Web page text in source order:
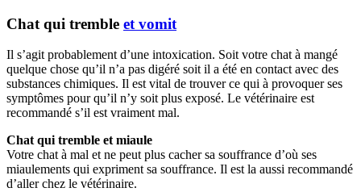
Chat qui tremble et vomit
Il s’agit probablement d’une intoxication. Soit votre chat à mangé
quelque chose qu’il n’a pas digéré soit il a été en contact avec des
substances chimiques. Il est vital de trouver ce qui à provoquer ses
symptômes pour qu’il n’y soit plus exposé. Le vétérinaire est
recommandé s’il est vraiment mal.
Chat qui tremble et miaule
Votre chat à mal et ne peut plus cacher sa souffrance d’où ses
miaulements qui expriment sa souffrance. Il est la aussi recommandé
d’aller chez le vétérinaire.